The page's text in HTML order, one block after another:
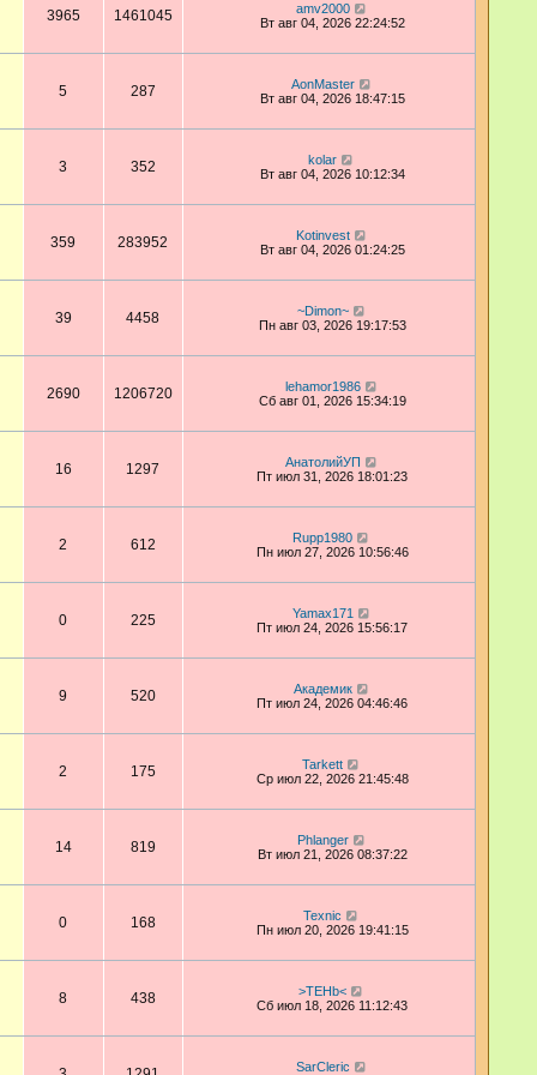
3965 1461045
amv2000
Вт авг 04, 2026 22:24:52
5 287
AonMaster
Вт авг 04, 2026 18:47:15
3 352
kolar
Вт авг 04, 2026 10:12:34
359 283952
Kotinvest
Вт авг 04, 2026 01:24:25
39 4458
~Dimon~
Пн авг 03, 2026 19:17:53
2690 1206720
lehamor1986
Сб авг 01, 2026 15:34:19
16 1297
АнатолийУП
Пт июл 31, 2026 18:01:23
2 612
Rupp1980
Пн июл 27, 2026 10:56:46
0 225
Yamax171
Пт июл 24, 2026 15:56:17
9 520
Академик
Пт июл 24, 2026 04:46:46
2 175
Tarkett
Ср июл 22, 2026 21:45:48
14 819
Phlanger
Вт июл 21, 2026 08:37:22
0 168
Техnic
Пн июл 20, 2026 19:41:15
8 438
>TEHb<
Сб июл 18, 2026 11:12:43
SarCleric